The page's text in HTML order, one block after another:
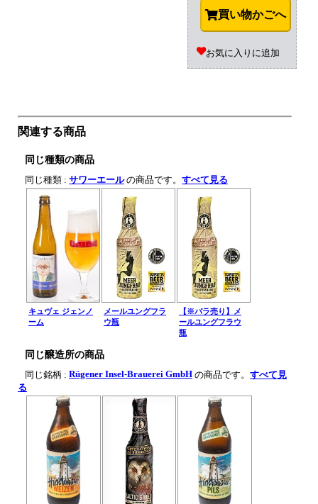
買い物かごへ
お気に入りに追加
関連する商品
同じ種類の商品
同じ種類 : サワーエールの商品です。 すべて見る
キュヴェ ジェンノ
ーム
メールユングフラ
ウ瓶
【※バラ売り】メ
ールユングフラウ
瓶
同じ醸造所の商品
同じ銘柄 : Rügener Insel-Brauerei GmbH の商品です。 すべて見
る